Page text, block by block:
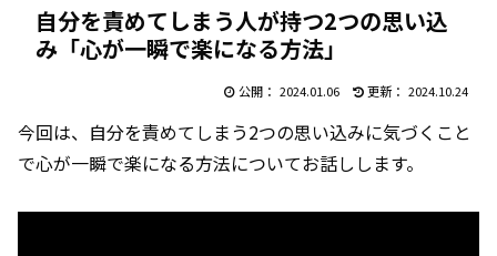
自分を責めてしまう人が持つ2つの思い込
み「心が一瞬で楽になる方法」
2024.01.06 2024.10.24
今回は、自分を責めてしまう2つの思い込みに気づくこと
で心が一瞬で楽になる方法についてお話しします。